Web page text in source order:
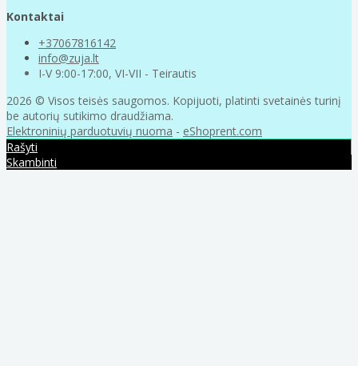
Kontaktai
+37067816142
info@zuja.lt
I-V 9:00-17:00, VI-VII - Teirautis
2026 © Visos teisės saugomos. Kopijuoti, platinti svetainės turinį
be autorių sutikimo draudžiama.
Elektroninių parduotuvių nuoma - eShoprent.com
Rašyti
Skambinti